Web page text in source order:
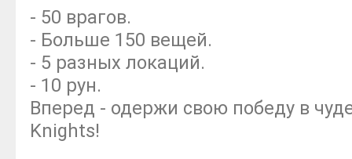
- 50 врагов.
- Больше 150 вещей.
- 5 разных локаций.
- 10 рун.
Вперед - одержи свою победу в
Knights!